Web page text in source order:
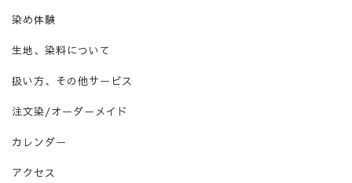
染め体験
生地、染料について
扱い方、その他サービス
注文染/オーダーメイド
カレンダー
アクセス